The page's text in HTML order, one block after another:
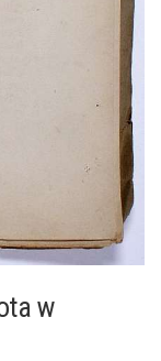
w